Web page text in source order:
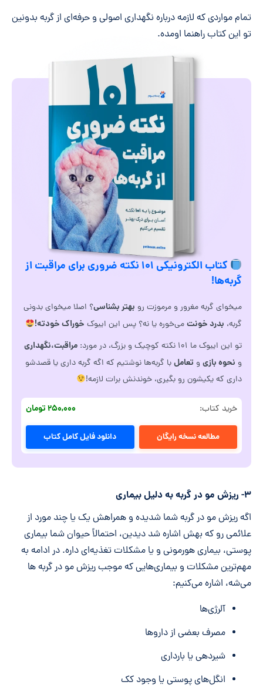
تمام مواردی که لازمه درباره نگهداری اصولی و حرفه‌ای از گربه بدونین
تو این کتاب راهنما اومده.
کتاب الکترونیکی ۱۰۱ نکته ضروری برای مراقبت از
گربه‌ها!
میخوای گربه مغرور و مرموزت رو بهتر بشناسی؟ اصلا میخوای بدونی
گربه، بدرد خونتمی‌خوره یا نه؟ پس این ایبوک خوراک خودته!
تو این ایبوک ما ۱۰۱ نکته کوچیک و بزرگ، در مورد: مراقبت،نگهداری
و نحوه بازیو تعاملبا گربه‌ها نوشتیم که اگه گربه داری یا قصدشو
داری که یکیشون رو بگیری، خوندنش برات لازمه!
خرید کتاب: ۲۵۰,۰۰۰ تومان
مطالعه نسخه رایگان دانلود فایل کامل کتاب
۳- ریزش مو در گربه به دلیل بیماری
اگه ریزش مو در گربه شما شدیده و همراهش یک یا چند مورد از
علائمی رو که بهش اشاره شد دیدین، احتمالاً حیوان شما بیماری
پوستی، بیماری هورمونی و یا مشکلات تغذیه‌ای داره. در ادامه به
مهم‌ترین مشکلات و بیماری‌هایی که موجب ریزش مو در گربه‌ ها
می‌شه، اشاره می‌کنیم:
آلرژی‌ها
مصرف بعضی از داروها
شیردهی یا بارداری
انگل‌های پوستی یا وجود کک